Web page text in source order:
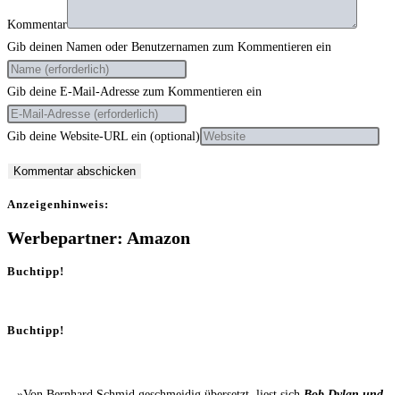
Kommentar
Gib deinen Namen oder Benutzernamen zum Kommentieren ein
Gib deine E-Mail-Adresse zum Kommentieren ein
Gib deine Website-URL ein (optional)
Anzei­gen­hin­weis:
Werbepartner: Amazon
Buchtipp!
Buchtipp!